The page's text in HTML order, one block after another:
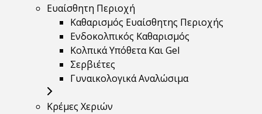
Ευαίσθητη Περιοχή
Καθαρισμός Ευαίσθητης Περιοχής
Ενδοκολπικός Καθαρισμός
Κολπικά Υπόθετα Και Gel
Σερβιέτες
Γυναικολογικά Αναλώσιμα
Κρέμες Χεριών